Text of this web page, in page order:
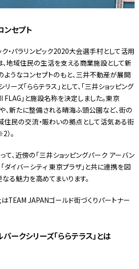
セプト
・パラリンピック2020大会選手村として活用
、地域住民の生活を支える商業施設として新
ようなコンセプトのもと、三井不動産が展開
ーズ「ららテラス」として、「三井ショッピング
FLAG」と施設名称を決定しました。東京
新たに整備される晴海ふ頭公園など、街の
住民の交流・賑わいの拠点として活気ある街
。
て、近傍の「三井ショッピングパーク アーバン
「ダイバーシティ 東京プラザ」と共に連携を図
る魅力を高めてまいります。
TEAM JAPANゴールド街づくりパートナー
ークシリーズ「ららテラス」とは